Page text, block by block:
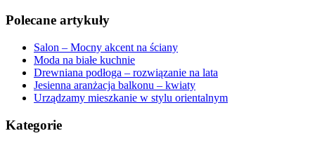
Polecane artykuły
Salon – Mocny akcent na ściany
Moda na białe kuchnie
Drewniana podłoga – rozwiązanie na lata
Jesienna aranżacja balkonu – kwiaty
Urządzamy mieszkanie w stylu orientalnym
Kategorie